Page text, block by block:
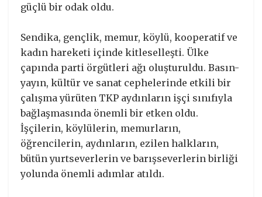
güçlü bir odak oldu.
Sendika, gençlik, memur, köylü, kooperatif ve
kadın hareketi içinde kitleselleşti. Ülke
çapında parti örgütleri ağı oluşturuldu. Basın-
yayın, kültür ve sanat cephelerinde etkili bir
çalışma yürüten TKP aydınların işçi sınıfıyla
bağlaşmasında önemli bir etken oldu.
İşçilerin, köylülerin, memurların,
öğrencilerin, aydınların, ezilen halkların,
bütün yurtseverlerin ve barışseverlerin birliği
yolunda önemli adımlar atıldı.